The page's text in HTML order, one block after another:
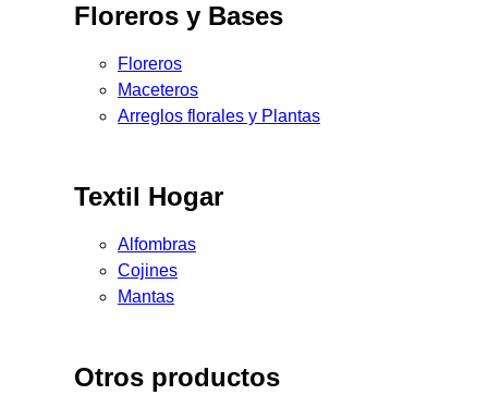
Floreros y Bases
Floreros
Maceteros
Arreglos florales y Plantas
Textil Hogar
Alfombras
Cojines
Mantas
Otros productos